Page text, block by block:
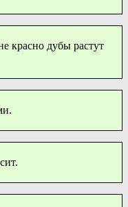
красно дубы растут